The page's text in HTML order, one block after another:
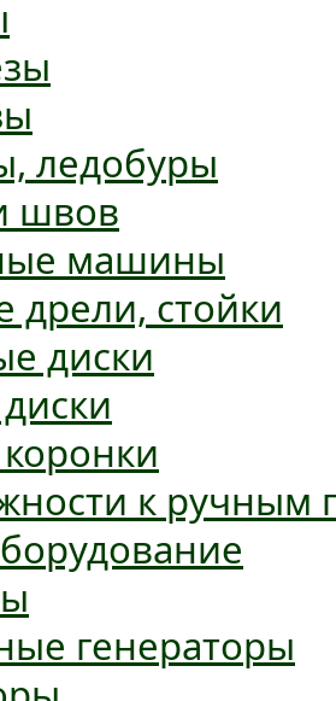
ледобуры
швов
машины
дрели, стойки
диски
к ручным
генераторы